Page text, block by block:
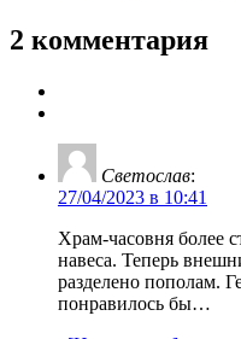
2 комментария
Светослав:
27/04/2023 в 10:41
Храм-часовня более
навеса. Теперь
разделено пополам.
понравилось бы…